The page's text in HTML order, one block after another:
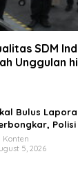
SDM
Unggulan
Dunia
Bulus
Perusahaan
Konten
5, 2026